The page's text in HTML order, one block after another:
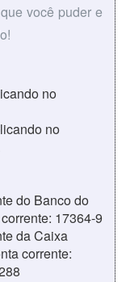
você puder e
no
no
do Banco do
17364-9
da Caixa
corrente: